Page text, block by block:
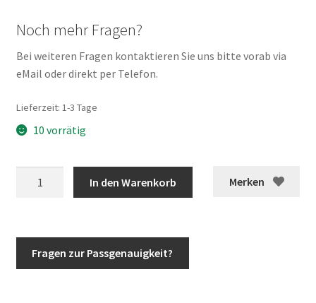
Noch mehr Fragen?
Bei weiteren Fragen kontaktieren Sie uns bitte vorab via
eMail oder direkt per Telefon.
Lieferzeit: 1-3 Tage
10 vorrätig
Merken
In den Warenkorb
Fragen zur Passgenauigkeit?